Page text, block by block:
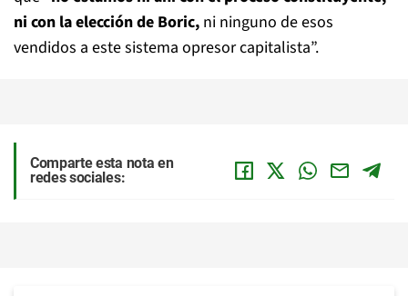
ni con la elección de Boric, ni ninguno de esos
vendidos a este sistema opresor capitalista”.
Comparte esta nota en
redes sociales: